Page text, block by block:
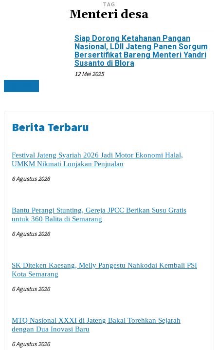
TAG
Menteri desa
Siap Dorong Ketahanan Pangan
Nasional, LDII Jateng Panen Sorgum
Bersertifikat Bareng Menteri Yandri
Susanto di Blora
12 Mei 2025
Berita Terbaru
Festival Jateng Syariah 2026 Jadi Motor Ekonomi Halal,
UMKM Nikmati Lonjakan Penjualan
6 Agustus 2026
Bantu Perangi Stunting, Gereja JPCC Berikan Susu Gratis
untuk 360 Balita di Semarang
6 Agustus 2026
SK Diteken Kaesang, Melly Pangestu Nahkodai Kembali PSI
Kota Semarang
6 Agustus 2026
MTQ Nasional XXXI di Jateng Bakal Torehkan Sejarah
dengan Dua Inovasi Baru
6 Agustus 2026